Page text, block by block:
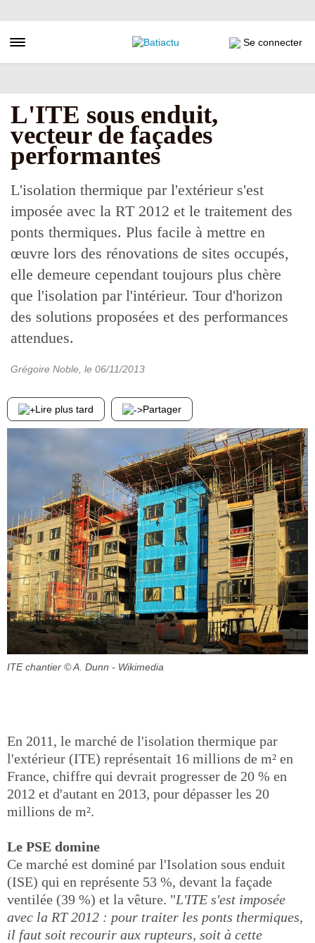
au
principal
Toggle navigation Se connecter
L'ITE sous enduit,
vecteur de façades
performantes
L'isolation thermique par l'extérieur s'est
imposée avec la RT 2012 et le traitement des
ponts thermiques. Plus facile à mettre en
œuvre lors des rénovations de sites occupés,
elle demeure cependant toujours plus chère
que l'isolation par l'intérieur. Tour d'horizon
des solutions proposées et des performances
attendues.
Grégoire Noble , le 06/11/2013
Lire plus tard Partager
ITE chantier © A. Dunn - Wikimedia
En 2011, le marché de l'isolation thermique par
l'extérieur (ITE) représentait 16 millions de m² en
France, chiffre qui devrait progresser de 20 % en
2012 et d'autant en 2013, pour dépasser les 20
millions de m².
Le PSE domine
Ce marché est dominé par l'Isolation sous enduit
(ISE) qui en représente 53 %, devant la façade
ventilée (39 %) et la vêture. "L'ITE s'est imposée
avec la RT 2012 : pour traiter les ponts thermiques,
il faut soit recourir aux rupteurs, soit à cette